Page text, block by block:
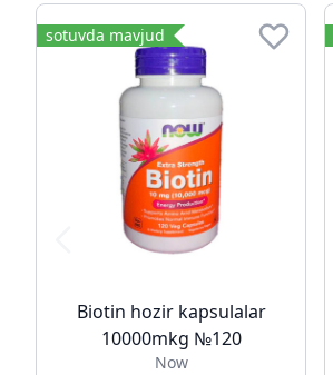
sotuvda mavjud
Biotin hozir kapsulalar
10000mkg №120
Now